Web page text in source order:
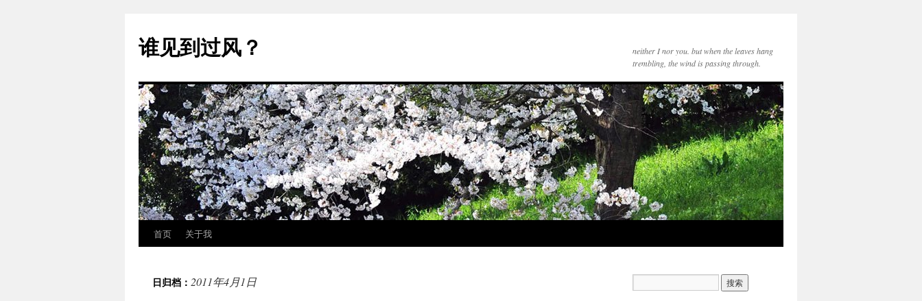
正
文
谁见到过风？
neither I nor you. but when the leaves hang
trembling, the wind is passing through.
首页 关于我
日归档： 2011年4月1日